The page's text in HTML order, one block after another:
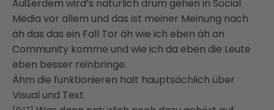
Außerdem wird’s natürlich drum gehen in Social
Media vor allem und das ist meiner Meinung nach
äh das das ein Fall Tor äh wie ich eben äh an
Community komme und wie ich da eben die Leute
eben besser reinbringe.
Ähm die funktionieren halt hauptsächlich über
Visual und Text.